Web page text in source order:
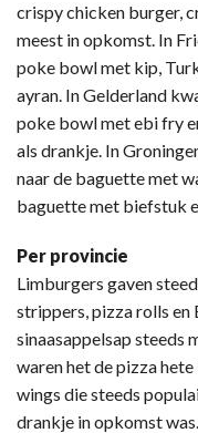
crispy chicken burger,
meest in opkomst. In
poke bowl met kip,
ayran. In Gelderland
poke bowl met ebi fry
als drankje. In
naar de baguette met
baguette met biefstuk
Per provincie
Limburgers gaven
strippers, pizza rolls en
sinaasappelsap steeds
waren het de pizza
wings die steeds
drankje in opkomst